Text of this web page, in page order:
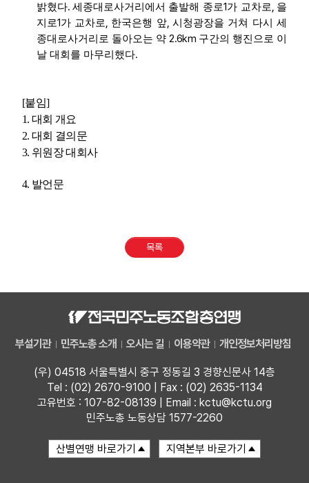
밝혔다. 세종대로사거리에서 출발해 종로1가 교차로, 을
지로1가 교차로, 한국은행 앞, 시청광장을 거쳐 다시 세
종대로사거리로 돌아오는 약2.6km 구간의 행진으로 이
날 대회를 마무리했다.
[붙임]
1. 대회 개요
2. 대회 결의문
3. 위원장 대회사
4. 발언문
목록
부설기관 민주노총 소개 오시는 길 이용약관 개인정보처리방침
(우) 04518 서울특별시 중구 정동길 3 경향신문사 14층
Tel : (02) 2670-9100 | Fax : (02) 2635-1134
고유번호 : 107-82-08139 | Email : kctu@kctu.org
민주노총 노동상담 1577-2260